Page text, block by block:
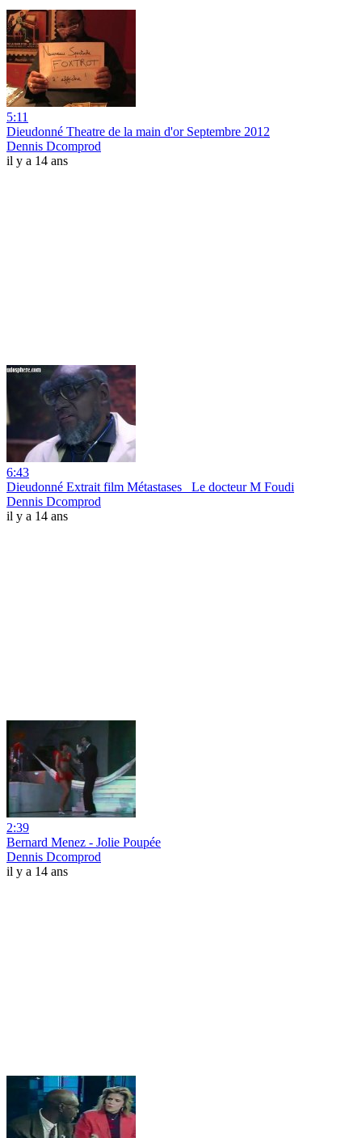
5:11
Dieudonné Theatre de la main d'or Septembre 2012
Dennis Dcomprod
il y a 14 ans
6:43
Dieudonné Extrait film Métastases _Le docteur M Foudi
Dennis Dcomprod
il y a 14 ans
2:39
Bernard Menez - Jolie Poupée
Dennis Dcomprod
il y a 14 ans